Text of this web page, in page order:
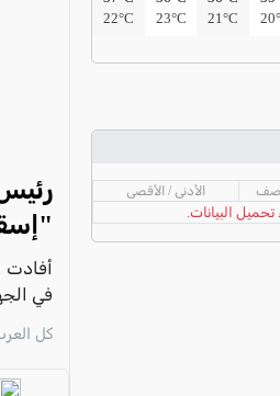
والقضاء
21°C
23°C
22°C
الأدنى / الأقصى
البيانات.
في
كل العرب 23:51